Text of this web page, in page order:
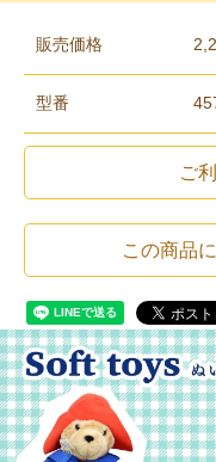
販売価格
型番
ご
この商品